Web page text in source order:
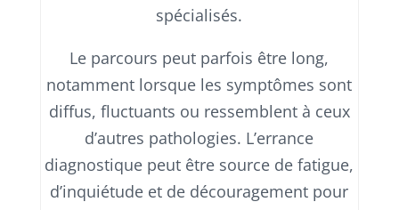
spécialisés.
Le parcours peut parfois être long,
notamment lorsque les symptômes sont
diffus, fluctuants ou ressemblent à ceux
d’autres pathologies. L’errance
diagnostique peut être source de fatigue,
d’inquiétude et de découragement pour